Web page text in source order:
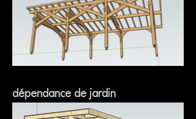
dépendance de jardin